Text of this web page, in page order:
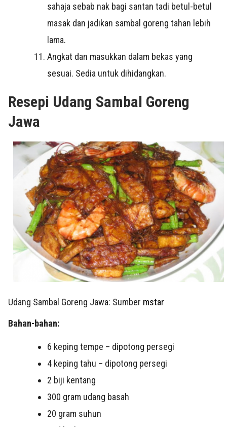
sahaja sebab nak bagi santan tadi betul-betul
masak dan jadikan sambal goreng tahan lebih
lama.
Angkat dan masukkan dalam bekas yang
sesuai. Sedia untuk dihidangkan.
Resepi Udang Sambal Goreng
Jawa
Udang Sambal Goreng Jawa: Sumber mstar
Bahan-bahan:
6 keping tempe – dipotong persegi
4 keping tahu – dipotong persegi
2 biji kentang
300 gram udang basah
20 gram suhun